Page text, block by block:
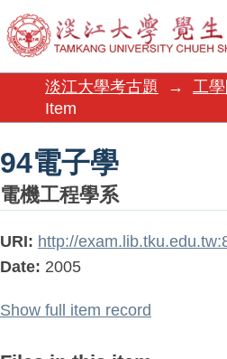
94電子學
淡江大學考古題 → 工
Item
94電子學
電機工程學系
URI: http://
Date: 2005
Show full item record